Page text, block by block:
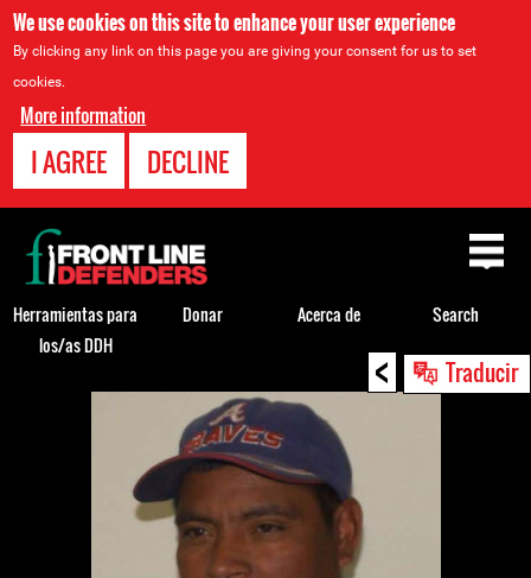
We use cookies on this site to enhance your user experience
By clicking any link on this page you are giving your consent for us to set
cookies.
More information
I AGREE DECLINE
< Traducir
Back
Back
to
top
Herramientas para
los/as DDH
Donar Acerca de Search